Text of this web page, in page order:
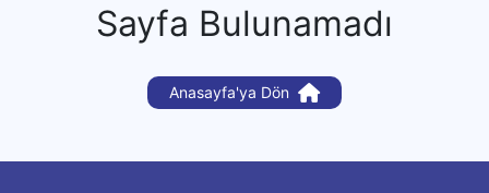
Sayfa Bulunamadı
Anasayfa'ya Dön